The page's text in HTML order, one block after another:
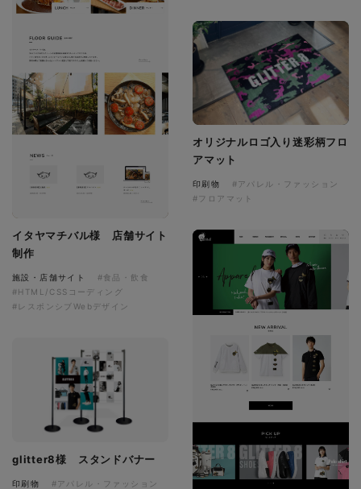
イタヤマチバル様 店舗サイト
制作
施設・店舗サイト
#食品・飲食
#HTML/CSSコーディング
#レスポンシブWebデザイン
オリジナルロゴ入り迷彩柄フロ
アマット
印刷物
#アパレル・ファッション
#フロアマット
glitter8様 スタンドバナー
印刷物
#アパレル・ファッション